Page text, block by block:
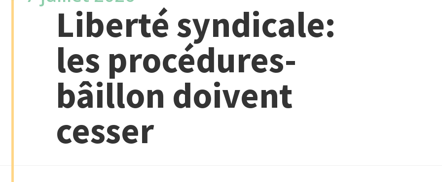
Liberté syndicale:
les procédures-
bâillon doivent
cesser